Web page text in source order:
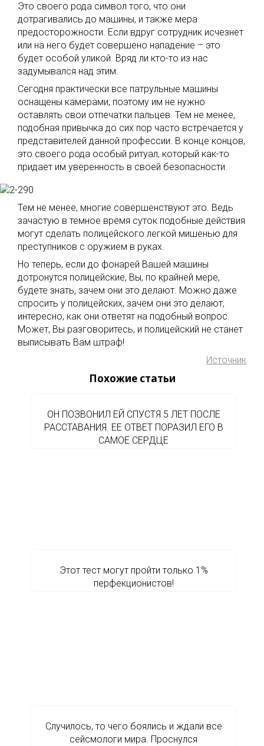
Это своего рода символ того, что они
дотрагивались до машины, и также мера
предосторожности. Если вдруг сотрудник исчезнет
или на него будет совершено нападение – это
будет особой уликой. Вряд ли кто-то из нас
задумывался над этим.
Сегодня практически все патрульные машины
оснащены камерами, поэтому им не нужно
оставлять свои отпечатки пальцев. Тем не менее,
подобная привычка до сих пор часто встречается у
представителей данной профессии. В конце концов,
это своего рода особый ритуал, который как-то
придает им уверенность в своей безопасности.
Тем не менее, многие совершенствуют это. Ведь
зачастую в темное время суток подобные действия
могут сделать полицейского легкой мишенью для
преступников с оружием в руках.
Но теперь, если до фонарей Вашей машины
дотронутся полицейские, Вы, по крайней мере,
будете знать, зачем они это делают. Можно даже
спросить у полицейских, зачем они это делают,
интересно, как они ответят на подобный вопрос.
Может, Вы разговоритесь, и полицейский не станет
выписывать Вам штраф!
Источник
Похожие статьи
ОН ПОЗВОНИЛ ЕЙ СПУСТЯ 5 ЛЕТ ПОСЛЕ
РАССТАВАНИЯ. ЕЕ ОТВЕТ ПОРАЗИЛ ЕГО В
САМОЕ СЕРДЦЕ
Этот тест могут пройти только 1%
перфекционистов!
Случилось, то чего боялись и ждали все
сейсмологи мира. Проснулся